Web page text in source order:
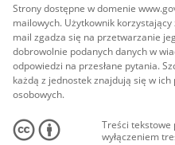
Strony dostępne w domenie
mailowych. Użytkownik
mail zgadza się na przetwarzanie
dobrowolnie podanych danych w
odpowiedzi na przesłane pytania.
każdą z jednostek znajdują się w
osobowych.
Treści tekstowe
wyłączeniem